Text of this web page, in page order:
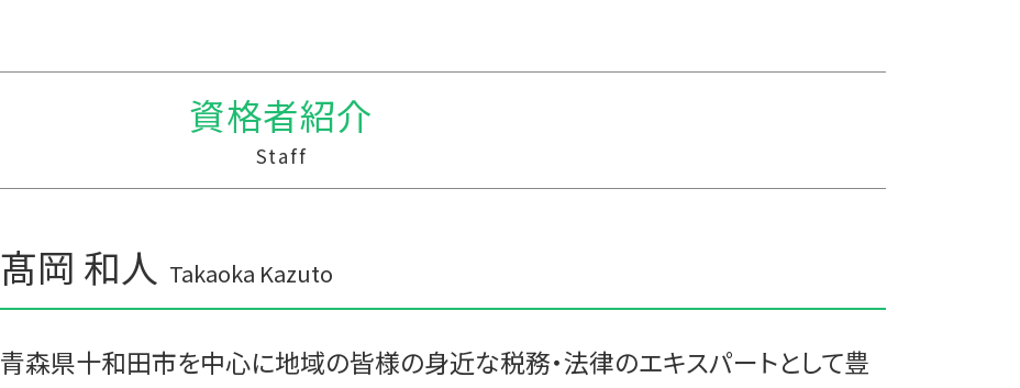
贈与税 金額
贈与税 申告方法
贈与税の計算
贈与税 相続税 税率
贈与税 税率 計算
贈与税 基礎控除額
債務超過会社 合併
事業譲渡 従業員
税務調査 優良法人
中小企業支援 問い合わせ
経営計画 事業計画 違い
相続税 税務調査 割合
中小企業支援 税理士
中小企業支援 メリット
税務調査 準備
資金繰り ソフト おすすめ
業経理
農業経理
北上市の相続税 贈与税 事業承継 農
業経理
資格者紹介
Staff
髙岡 和人 Takaoka Kazuto
青森県十和田市を中心に地域の皆様の身近な税務・法律のエキスパートとして豊